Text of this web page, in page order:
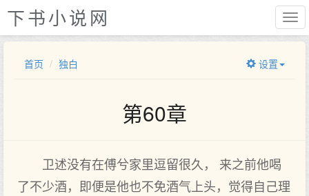
下书小说网
首页 独白 设置
第60章
卫述没有在傅兮家里逗留很久， 来之前他喝
了不少酒，即便是他也不免酒气上头，觉得自己理